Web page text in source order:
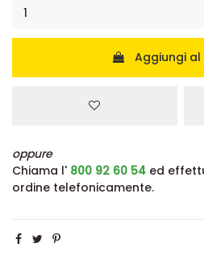
Aggiungi
oppure
Chiama l' 800 92 60 54 ed
ordine telefonicamente.